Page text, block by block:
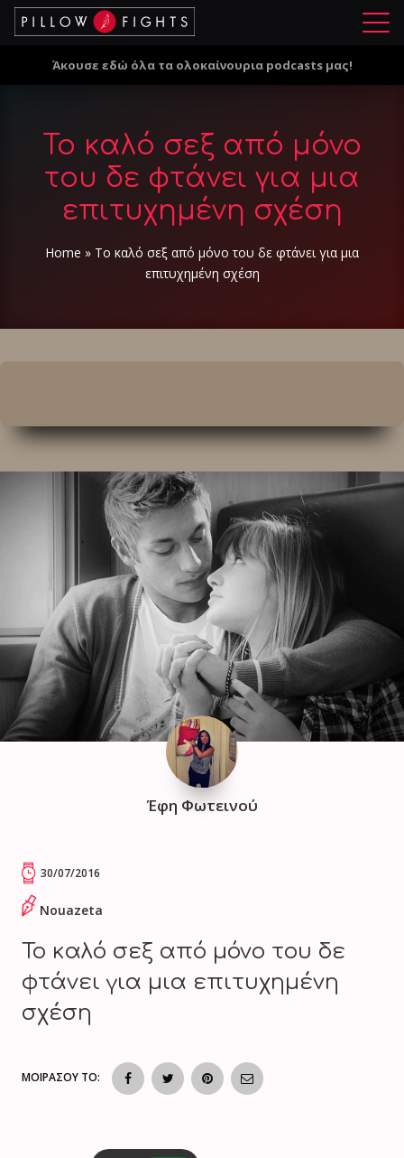
Μ
ο
Άκουσε εδώ όλα τα ολοκαίνουρια podcasts μας!
Το καλό σεξ από μόνο
του δε φτάνει για μια
επιτυχημένη σχέση
Home » Το καλό σεξ από μόνο του δε φτάνει για μια
επιτυχημένη σχέση
Έφη Φωτεινού
30/07/2016
Nouazeta
Το καλό σεξ από μόνο του δε
φτάνει για μια επιτυχημένη
σχέση
ΜΟΙΡΑΣΟΥ ΤΟ: